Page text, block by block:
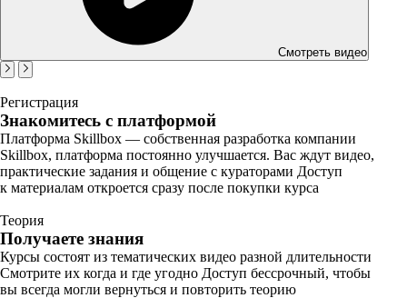
Смотреть видео
Регистрация
Знакомитесь с платформой
Платформа Skillbox — собственная разработка компании
Skillbox, платформа постоянно улучшается. Вас ждут видео,
практические задания и общение с кураторами Доступ
к материалам откроется сразу после покупки курса
Теория
Получаете знания
Курсы состоят из тематических видео разной длительности
Смотрите их когда и где угодно Доступ бессрочный, чтобы
вы всегда могли вернуться и повторить теорию